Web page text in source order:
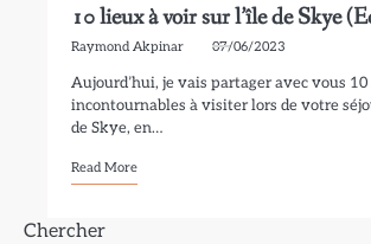
10 lieux à voir sur l’île de Skye
Raymond Akpinar 07/06/2023
Aujourd’hui, je vais partager avec vous
incontournables à visiter lors de votre
de Skye, en…
Read More
Chercher